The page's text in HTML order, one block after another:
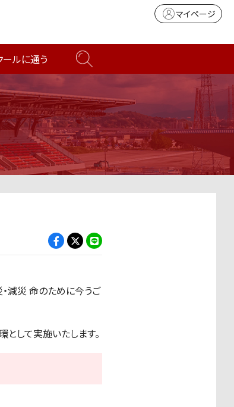
マイページ
ールに通う
減災 命のために今うご
して実施いたします。